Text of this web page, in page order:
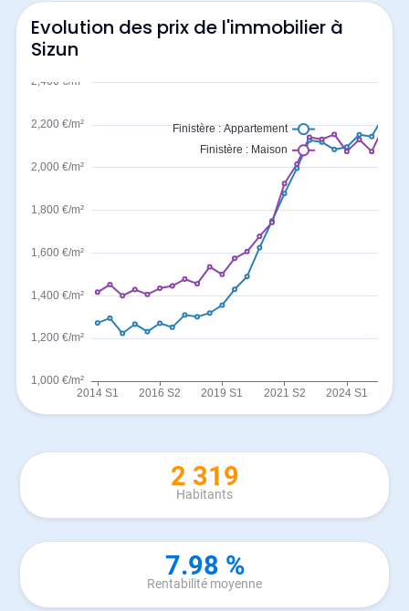
Evolution des prix de l'immobilier à
Sizun
2 319
Habitants
7.98 %
Rentabilité moyenne